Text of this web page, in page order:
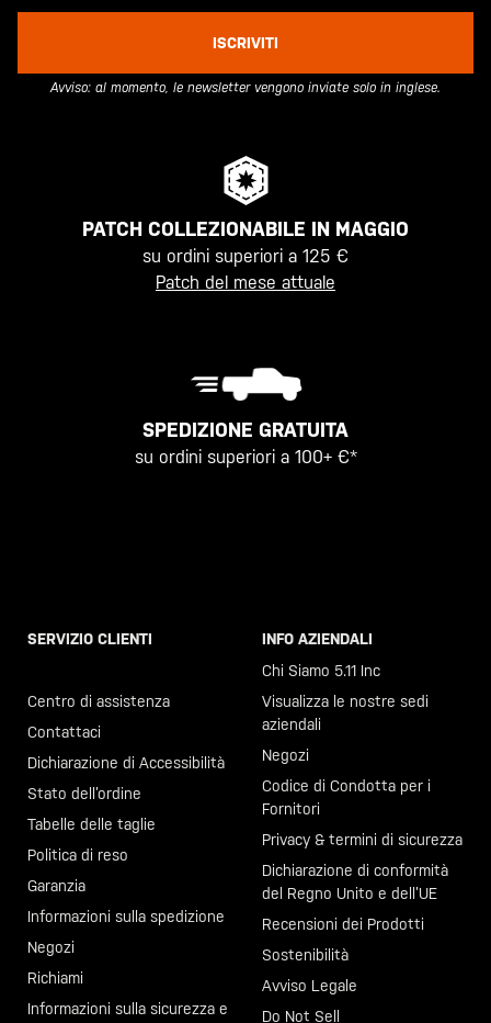
ISCRIVITI
Avviso: al momento, le newsletter vengono inviate solo in inglese.
PATCH COLLEZIONABILE IN MAGGIO
su ordini superiori a 125 €
Patch del mese attuale
SPEDIZIONE GRATUITA
su ordini superiori a 100+ €*
SERVIZIO CLIENTI
Centro di assistenza
Contattaci
Dichiarazione di Accessibilità
Stato dell’ordine
Tabelle delle taglie
Politica di reso
Garanzia
Informazioni sulla spedizione
Negozi
Richiami
Informazioni sulla sicurezza e
INFO AZIENDALI
Chi Siamo 5.11 Inc
Visualizza le nostre sedi
aziendali
Negozi
Codice di Condotta per i
Fornitori
Privacy & termini di sicurezza
Dichiarazione di conformità
del Regno Unito e dell’UE
Recensioni dei Prodotti
Sostenibilità
Avviso Legale
Do Not Sell